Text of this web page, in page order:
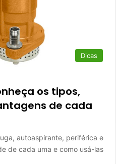
Dicas
os tipos,
de cada
autoaspirante, periférica e
de cada uma e como usá-las